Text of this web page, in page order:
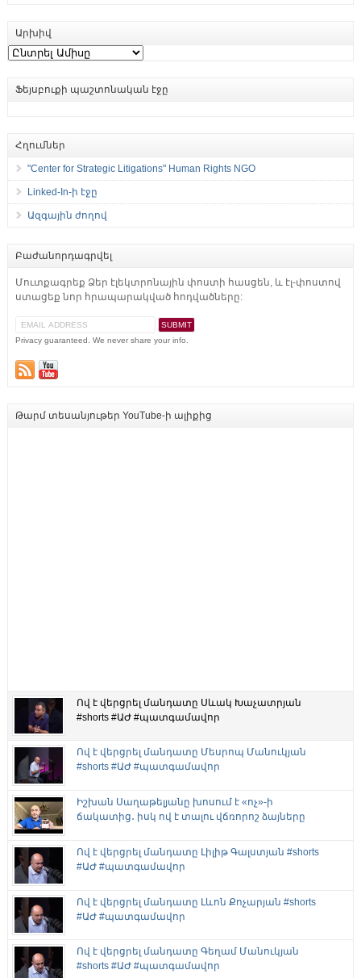
Արխիվ
Արխիվ
Ֆեյսբուքի պաշտոնական էջը
Հղումներ
"Center for Strategic Litigations" Human Rights NGO
Linked-In-ի էջը
Ազգային ժողով
Բաժանորդագրվել
Մուտքագրեք Ձեր էլեկտրոնային փոստի հասցեն, և էլ-փոստով
ստացեք նոր հրապարակված հոդվածները:
Privacy guaranteed. We never share your info.
Թարմ տեսանյութեր YouTube-ի ալիքից
Ով է վերցրել մանդատը Սևակ Խաչատրյան
#shorts #ԱԺ #պատգամավոր
Ով է վերցրել մանդատը Մեսրոպ Մանուկյան
#shorts #ԱԺ #պատգամավոր
Իշխան Սաղաթելյանը խոսում է «ոչ»-ի
ճակատից․ իսկ ով է տալու վճռորոշ ձայները
Ով է վերցրել մանդատը Լիլիթ Գալստյան #shorts
#ԱԺ #պատգամավոր
Ով է վերցրել մանդատը Լևոն Քոչարյան #shorts
#ԱԺ #պատգամավոր
Ով է վերցրել մանդատը Գեղամ Մանուկյան
#shorts #ԱԺ #պատգամավոր